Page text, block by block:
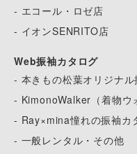
- エコール・ロゼ店
- イオンSENRITO店
Web振袖カタログ
- 本きもの松葉オリジナル
- KimonoWalker（着物ウ
- Ray×mina憧れの振袖カ
- 一般レンタル・その他